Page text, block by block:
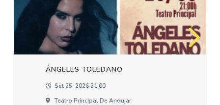
ÁNGELES TOLEDANO
Set 25, 2026 21:00
Teatro Principal De Andujar